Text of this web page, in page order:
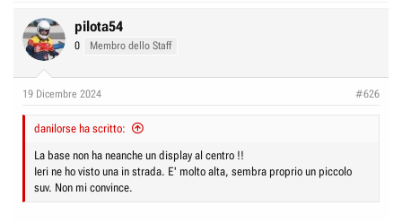
pilota54
0 Membro dello Staff
19 Dicembre 2024 #626
danilorse ha scritto:
La base non ha neanche un display al centro !!
Ieri ne ho visto una in strada. E' molto alta, sembra proprio un piccolo
suv. Non mi convince.